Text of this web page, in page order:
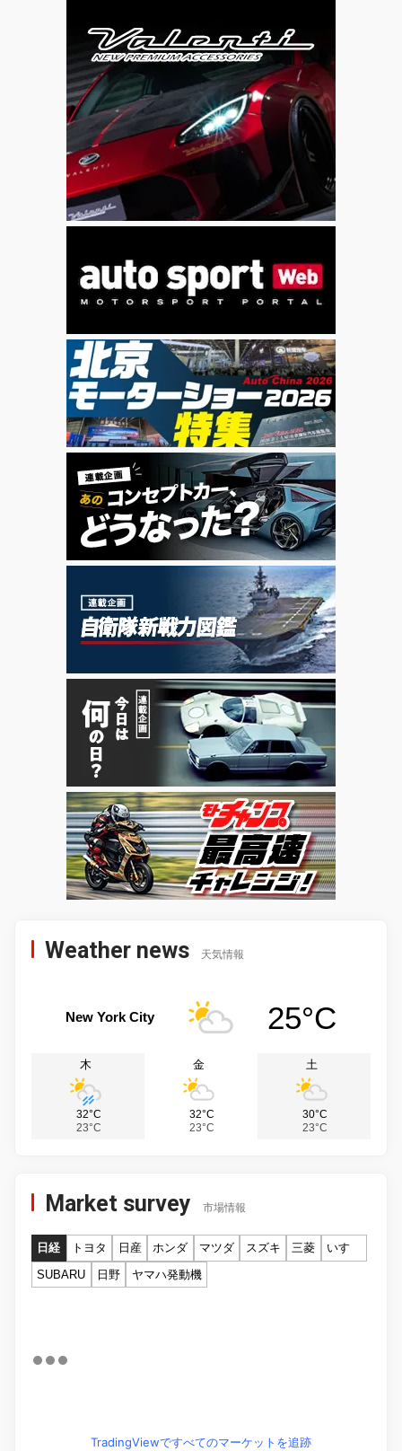
Weather news 天気情報
New York City 25°C
木
32°C
23°C
金
32°C
23°C
土
30°C
23°C
Market survey 市場情報
日経 トヨタ 日産 ホンダ マツダ スズキ 三菱
いすゞ
SUBARU
日野 ヤマハ発動機
TradingViewですべてのマーケットを追跡